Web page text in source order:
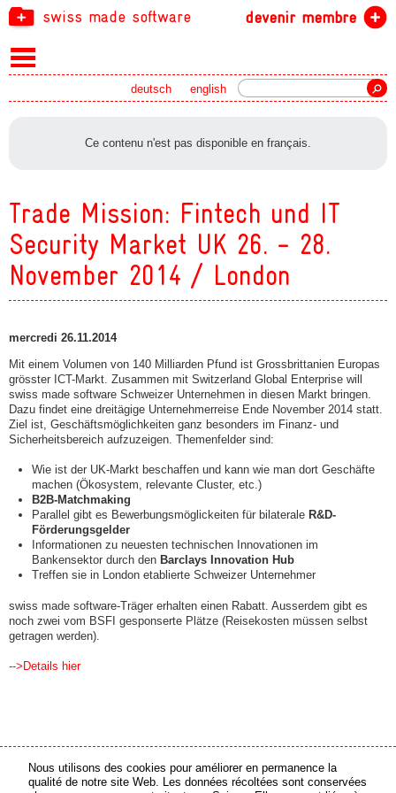
swiss made software devenir membre
english
deutsch
Ce contenu n'est pas disponible en français.
Trade Mission: Fintech und IT
Security Market UK 26. - 28.
November 2014 / London
mercredi 26.11.2014
Mit einem Volumen von 140 Milliarden Pfund ist Grossbrittanien Europas
grösster ICT-Markt. Zusammen mit Switzerland Global Enterprise will
swiss made software Schweizer Unternehmen in diesen Markt bringen.
Dazu findet eine dreitägige Unternehmerreise Ende November 2014 statt.
Ziel ist, Geschäftsmöglichkeiten ganz besonders im Finanz- und
Sicherheitsbereich aufzuzeigen. Themenfelder sind:
Wie ist der UK-Markt beschaffen und kann wie man dort Geschäfte
machen (Ökosystem, relevante Cluster, etc.)
B2B-Matchmaking
Parallel gibt es Bewerbungsmöglickeiten für bilaterale R&D-
Förderungsgelder
Informationen zu neuesten technischen Innovationen im
Bankensektor durch denBarclays Innovation Hub
Treffen sie in London etablierte Schweizer Unternehmer
swiss made software-Träger erhalten einen Rabatt. Ausserdem gibt es
noch zwei vom BSFI gesponserte Plätze (Reisekosten müssen selbst
getragen werden).
-->Details hier
partenaire média partenaire en ligne
Nous utilisons des cookies pour améliorer en permanence la
qualité de notre site Web. Les données récoltées sont conservées